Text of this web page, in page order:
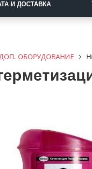
И ДОСТАВКА
ОБОРУДОВАНИЕ